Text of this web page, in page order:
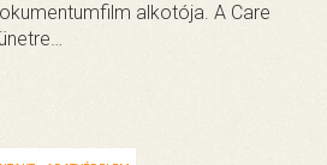
alkotója. A Care